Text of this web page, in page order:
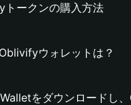
トークンの購入方法
ウォレットは？
をダウンロードし